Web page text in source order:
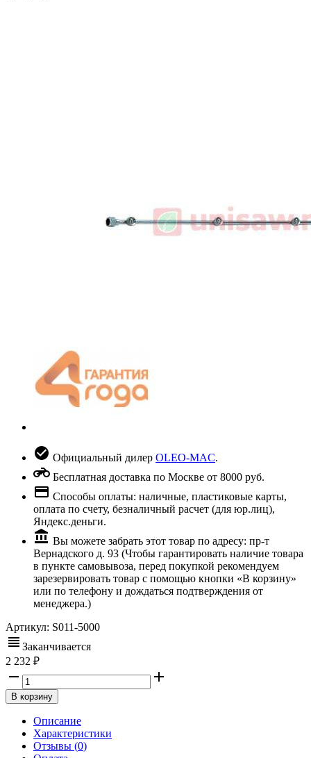
Официальный дилер OLEO-MAC.
Бесплатная доставка по Москве от 8000 руб.
Способы оплаты: наличные, пластиковые карты,
оплата по счету, безналичный расчет (для юр.лиц),
Яндекс.деньги.
Вы можете забрать этот товар по адресу: пр-т
Вернадского д. 93 (Чтобы гарантировать наличие товара
в пункте самовывоза, перед покупкой рекомендуем
зарезервировать товар с помощью кнопки «В корзину»
или по телефону и дождаться подтверждения от
менеджера.)
Артикул: S011-5000
Заканчивается
2 232
В корзину
Описание
Характеристики
Отзывы (0)